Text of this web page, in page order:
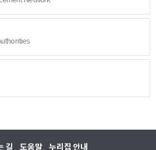
길 도움말 누리집 안내